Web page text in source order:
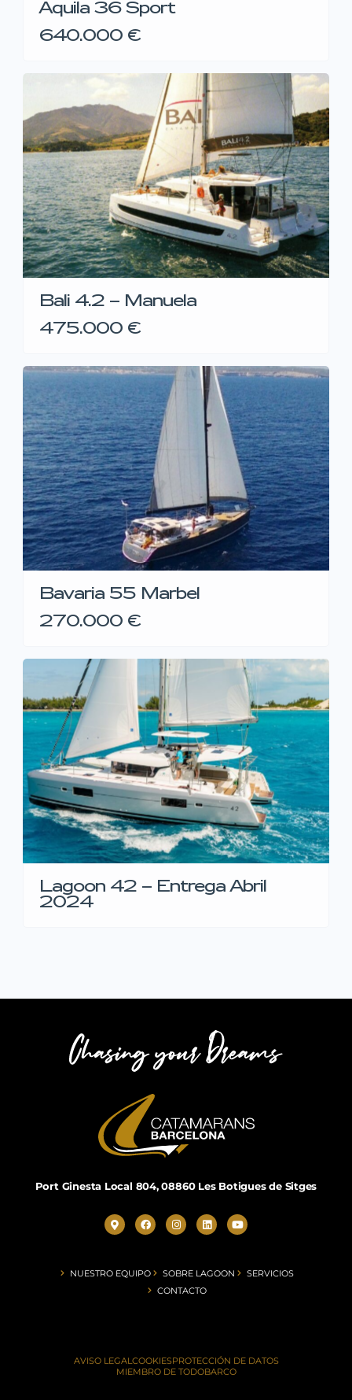
Aquila 36 Sport
640.000 €
Bali 4.2 – Manuela
475.000 €
Bavaria 55 Marbel
270.000 €
Lagoon 42 – Entrega Abril
2024
Port Ginesta Local 804, 08860 Les Botigues de Sitges
NUESTRO EQUIPO SOBRE LAGOON
SERVICIOS
CONTACTO
AVISO LEGALCOOKIESPROTECCIÓN DE DATOS
MIEMBRO DE TODOBARCO